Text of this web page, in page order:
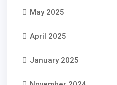
May 2025
April 2025
January 2025